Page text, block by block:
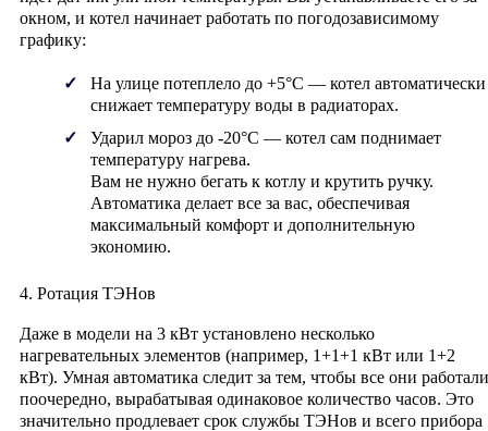
окном, и котел начинает работать по погодозависимому
графику:
На улице потеплело до +5°C — котел автоматически
снижает температуру воды в радиаторах.
Ударил мороз до -20°C — котел сам поднимает
температуру нагрева.
Вам не нужно бегать к котлу и крутить ручку.
Автоматика делает все за вас, обеспечивая
максимальный комфорт и дополнительную
экономию.
4. Ротация ТЭНов
Даже в модели на 3 кВт установлено несколько
нагревательных элементов (например, 1+1+1 кВт или 1+2
кВт). Умная автоматика следит за тем, чтобы все они работали
поочередно, вырабатывая одинаковое количество часов. Это
значительно продлевает срок службы ТЭНов и всего прибора